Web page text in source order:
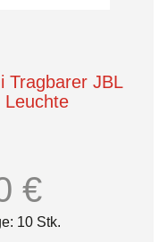
Tragbarer JBL
Leuchte
€
10 Stk.